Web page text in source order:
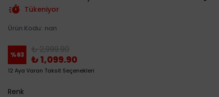
Tükeniyor
Ürün Kodu: nan
%63 ₺ 2,999.90
₺ 1,099.90
12 Aya Varan Taksit Seçenekleri
Renk